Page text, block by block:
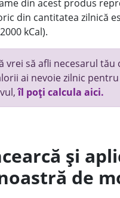
din acest produs
din cantitatea zilnică
kCal).
vrei să afli necesarul tău
ai nevoie zilnic
îl poți calcula aici.
și
de